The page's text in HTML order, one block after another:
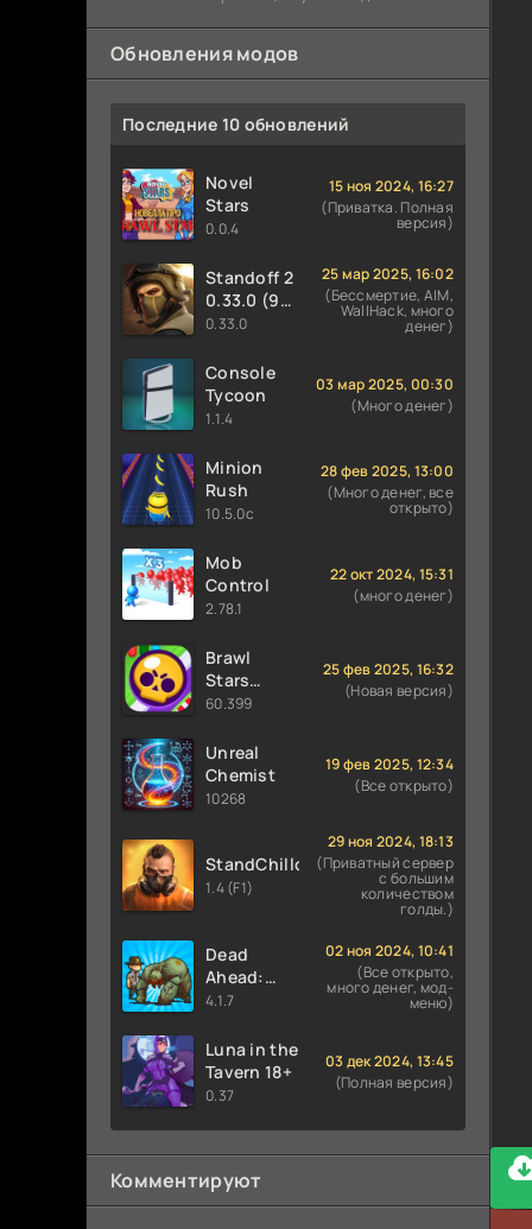
Обновления модов
Последние 10 обновлений
Novel
Stars
0.0.4
15 ноя 2024, 16:27
(Приватка. Полная
версия)
Standoff 2
0.33.0 (9
сезон
0.33.0
25 мар 2025, 16:02
(Бессмертие, AIM,
WallHack, много
денег)
Console
Tycoon
1.1.4
03 мар 2025, 00:30
(Много денег)
Minion
Rush
10.5.0c
28 фев 2025, 13:00
(Много денег, все
открыто)
Mob
Control
2.78.1
22 окт 2024, 15:31
(много денег)
Brawl
Stars
60.399 (36
Финкс и
Луми
60.399
25 фев 2025, 16:32
(Новая версия)
Unreal
Chemist
10268
19 фев 2025, 12:34
(Все открыто)
StandChillow
1.4 (F1)
29 ноя 2024, 18:13
(Приватный сервер
с большим
количеством
голды.)
Dead
Ahead:
Zombie
4.1.7
02 ноя 2024, 10:41
(Все открыто,
много денег, мод-
меню)
Luna in the
Tavern 18+
0.37
03 дек 2024, 13:45
(Полная версия)
Комментируют